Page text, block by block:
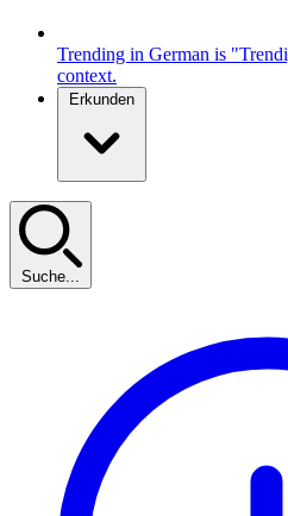
Trending in German is
context.
Erkunden
Suche...